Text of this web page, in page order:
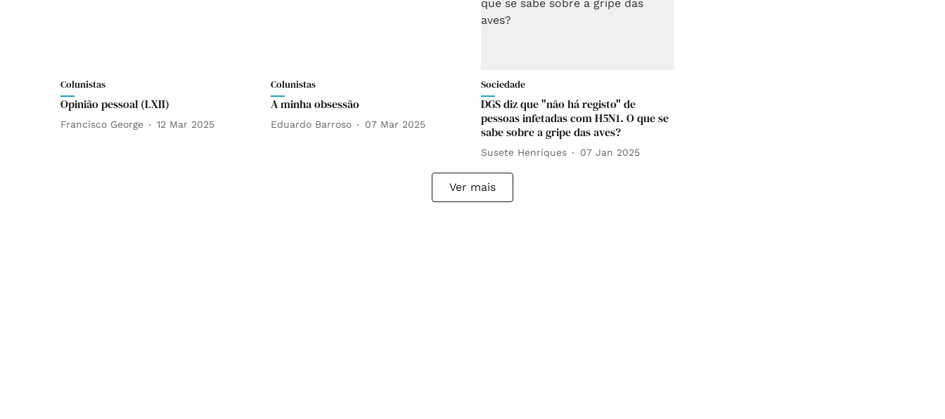
Colunistas
Opinião pessoal (LXII)
Francisco George 12 Mar 2025
Colunistas
A minha obsessão
Eduardo Barroso 07 Mar 2025
Sociedade
DGS diz que "não há registo" de
pessoas infetadas com H5N1. O que se
sabe sobre a gripe das aves?
Susete Henriques 07 Jan 2025
Ver mais